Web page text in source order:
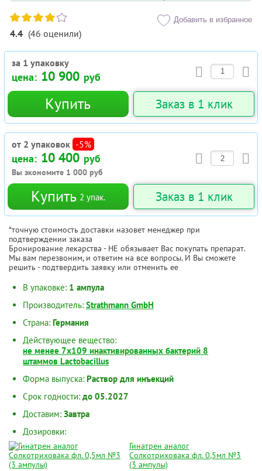
4.4 (46 оценили)
Добавить в избранное
за 1 упаковку
цена: 10 900 руб
Купить Заказ в 1 клик
от 2 упаковок -5%
цена: 10 400 руб
Вы экономите 1 000 руб
Купить 2 упак. Заказ в 1 клик
*точную стоимость доставки назовет менеджер при
подтверждении заказа
Бронирование лекарства - НЕ обязывает Вас покупать препарат.
Мы вам перезвоним, и ответим на все вопросы. И Вы сможете
решить - подтвердить заявку или отменить ее
В упаковке: 1 ампула
Производитель: Strathmann GmbH
Страна: Германия
Действующее вещество:
не менее 7x109 инактивированных бактерий 8
штаммов Lactobacillus
Форма выпуска: Раствор для инъекций
Срок годности: до 05.2027
Доставим: Завтра
Дозировки:
Гинатрен аналог
Солкотриховака фл. 0,5мл №3
(3 ампулы)